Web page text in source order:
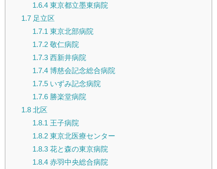
1.6.4東京都立墨東病院
1.7足立区
1.7.1 東京北部病院
1.7.2敬仁病院
1.7.3西新井病院
1.7.4博慈会記念総合病院
1.7.5いずみ記念病院
1.7.6勝楽堂病院
1.8北区
1.8.1 王子病院
1.8.2東京北医療センター
1.8.3花と森の東京病院
1.8.4赤羽中央総合病院